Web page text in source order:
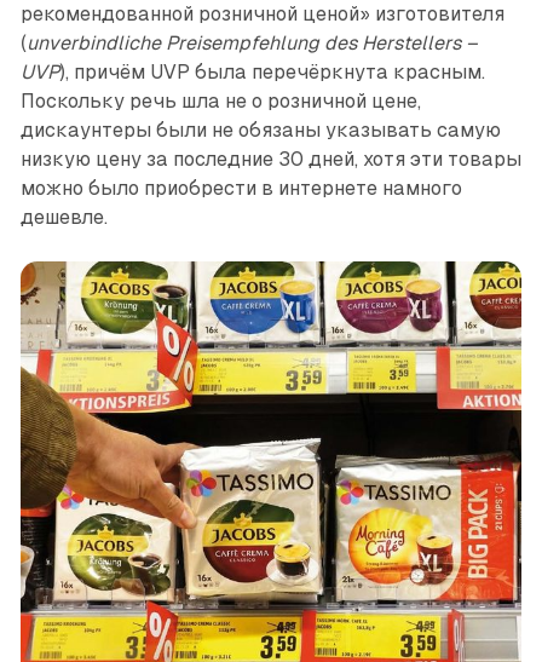
рекомендованной розничной ценой» изготовителя
(unverbindliche Preisempfehlung des Herstellers –
UVP), причём UVP была перечёркнута красным.
Поскольку речь шла не о розничной цене,
дискаунтеры были не обязаны указывать самую
низкую цену за последние 30 дней, хотя эти товары
можно было приобрести в интернете намного
дешевле.